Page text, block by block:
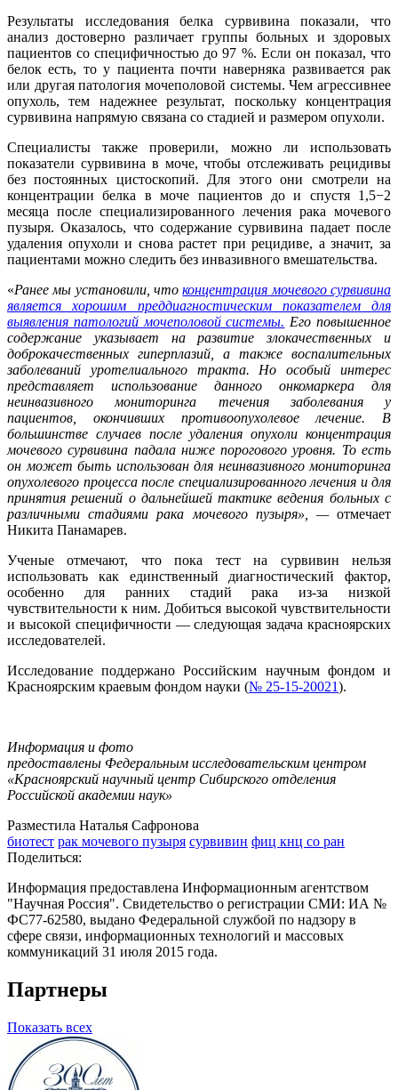
Результаты исследования белка сурвивина показали, что
анализ достоверно различает группы больных и здоровых
пациентов со специфичностью до 97 %. Если он показал, что
белок есть, то у пациента почти наверняка развивается рак
или другая патология мочеполовой системы. Чем агрессивнее
опухоль, тем надежнее результат, поскольку концентрация
сурвивина напрямую связана со стадией и размером опухоли.
Специалисты также проверили, можно ли использовать
показатели сурвивина в моче, чтобы отслеживать рецидивы
без постоянных цистоскопий. Для этого они смотрели на
концентрации белка в моче пациентов до и спустя 1,5−2
месяца после специализированного лечения рака мочевого
пузыря. Оказалось, что содержание сурвивина падает после
удаления опухоли и снова растет при рецидиве, а значит, за
пациентами можно следить без инвазивного вмешательства.
«Ранее мы установили, что концентрация мочевого сурвивина
является хорошим преддиагностическим показателем для
выявления патологий мочеполовой системы. Его повышенное
содержание указывает на развитие злокачественных и
доброкачественных гиперплазий, а также воспалительных
заболеваний уротелиального тракта. Но особый интерес
представляет использование данного онкомаркера для
неинвазивного мониторинга течения заболевания у
пациентов, окончивших противоопухолевое лечение. В
большинстве случаев после удаления опухоли концентрация
мочевого сурвивина падала ниже порогового уровня. То есть
он может быть использован для неинвазивного мониторинга
опухолевого процесса после специализированного лечения и для
принятия решений о дальнейшей тактике ведения больных с
различными стадиями рака мочевого пузыря», — отмечает
Никита Панамарев.
Ученые отмечают, что пока тест на сурвивин нельзя
использовать как единственный диагностический фактор,
особенно для ранних стадий рака из-за низкой
чувствительности к ним. Добиться высокой чувствительности
и высокой специфичности — следующая задача красноярских
исследователей.
Исследование поддержано Российским научным фондом и
Красноярским краевым фондом науки (№ 25-15-20021).
Информация и фото
предоставлены Федеральным исследовательским центром
«Красноярский научный центр Сибирского отделения
Российской академии наук»
Разместила Наталья Сафронова
биотест рак мочевого пузыря сурвивин фиц кнц со ран
Поделиться:
Информация предоставлена Информационным агентством
"Научная Россия". Свидетельство о регистрации СМИ: ИА №
ФС77-62580, выдано Федеральной службой по надзору в
сфере связи, информационных технологий и массовых
коммуникаций 31 июля 2015 года.
Партнеры
Показать всех